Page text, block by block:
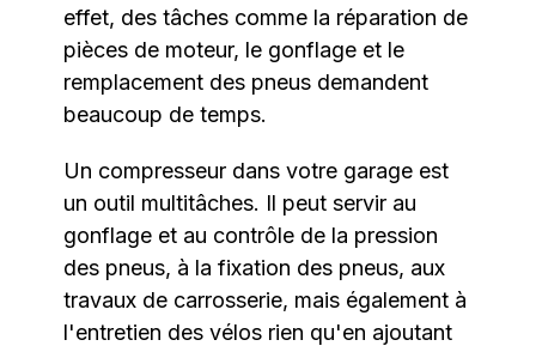
effet, des tâches comme la réparation de
pièces de moteur, le gonflage et le
remplacement des pneus demandent
beaucoup de temps.
Un compresseur dans votre garage est
un outil multitâches. Il peut servir au
gonflage et au contrôle de la pression
des pneus, à la fixation des pneus, aux
travaux de carrosserie, mais également à
l'entretien des vélos rien qu'en ajoutant